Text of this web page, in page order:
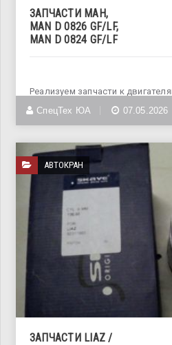
ЗАПЧАСТИ МАН,
MAN D 0826 GF/LF,
MAN D 0824 GF/LF
Реализуем запчасти к
GF/LF, MAN
СпецТех ЮА 07.05.2026
АВТОКРАН
ЗАПЧАСТИ LIAZ /